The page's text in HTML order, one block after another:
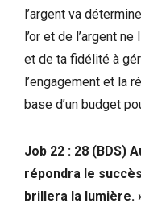
l’argent va
l’or et de l’argent
et de ta fidélité à
l’engagement et la
base d’un budget
Job 22 : 28 (BDS)
répondra le
brillera la lumière.